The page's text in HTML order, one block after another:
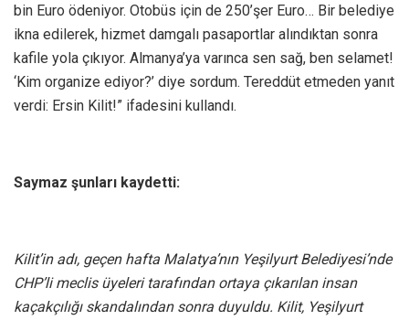
bin Euro ödeniyor. Otobüs için de 250’şer Euro… Bir belediye
ikna edilerek, hizmet damgalı pasaportlar alındıktan sonra
kafile yola çıkıyor. Almanya’ya varınca sen sağ, ben selamet!
‘Kim organize ediyor?’ diye sordum. Tereddüt etmeden yanıt
verdi: Ersin Kilit!” ifadesini kullandı.
Saymaz şunları kaydetti:
Kilit’in adı, geçen hafta Malatya’nın Yeşilyurt Belediyesi’nde
CHP’li meclis üyeleri tarafından ortaya çıkarılan insan
kaçakçılığı skandalından sonra duyuldu. Kilit, Yeşilyurt